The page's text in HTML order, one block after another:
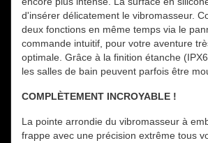
d'insérer délicatement le vibromasseur.
deux fonctions en même temps via le
commande intuitif, pour votre aventure
optimale. Grâce à la finition étanche
les salles de bain peuvent parfois être
COMPLÈTEMENT INCROYABLE !
La pointe arrondie du vibromasseur à
frappe avec une précision extrême tous